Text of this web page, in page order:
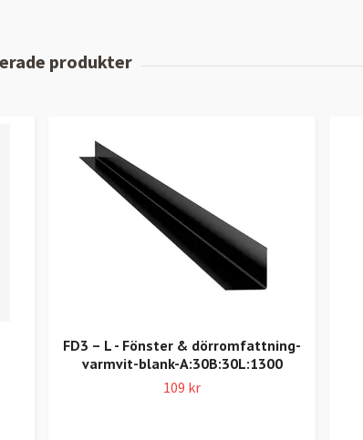
FD3 – L - Fönster & dörromfattning-
varmvit-blank-A:30B:30L:1300
109 kr